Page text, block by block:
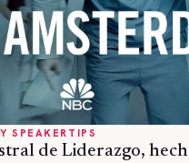
SPEAKERTIPS
de Liderazgo,